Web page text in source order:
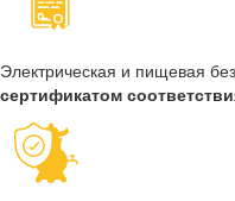
Электрическая и пищевая
сертификатом